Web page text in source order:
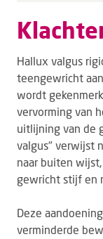
Verwijzers
MijnDZ
Hallux valgus
teengewricht
wordt
vervorming van
uitlijning van de
valgus" verwijst
naar buiten
gewricht stijf en
Deze
verminderde